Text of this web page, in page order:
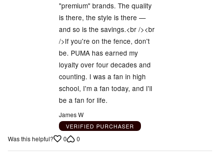
"premium" brands. The quality
is there, the style is there —
and so is the savings.<br /><br
/>If you're on the fence, don't
be. PUMA has earned my
loyalty over four decades and
counting. I was a fan in high
school, I'm a fan today, and I'll
be a fan for life.
James W
VERIFIED PURCHASER
Was this helpful? 0 0